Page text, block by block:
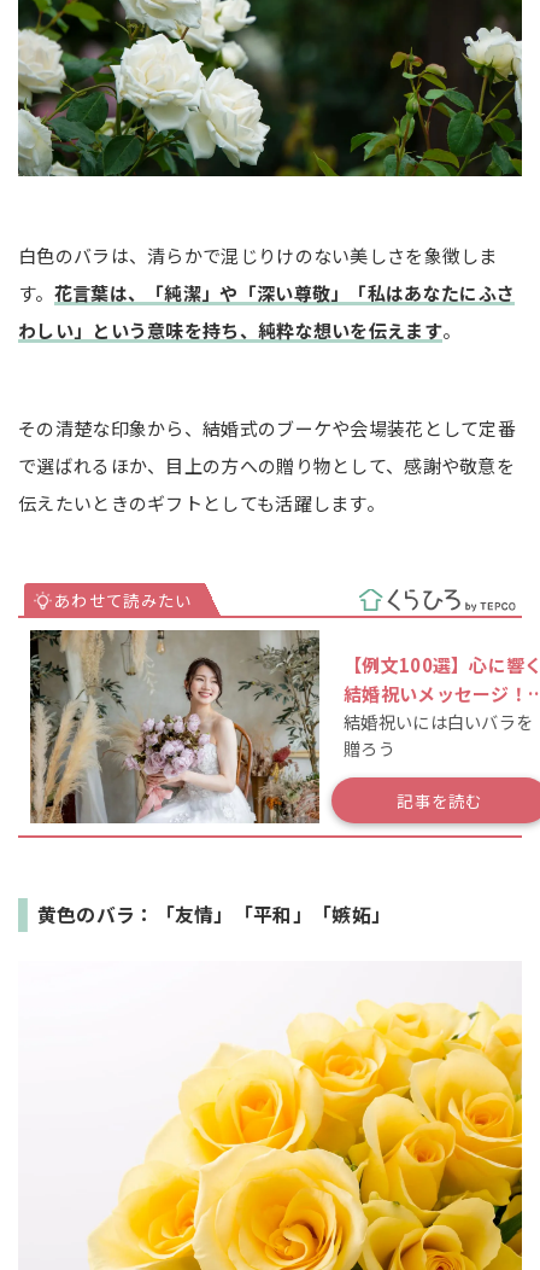
白色のバラは、清らかで混じりけのない美しさを象徴しま
す。 花言葉は、「純潔」や「深い尊敬」「私はあなたにふさ
わしい」という意味を持ち、純粋な想いを伝えます。
その清楚な印象から、結婚式のブーケや会場装花として定番
で選ばれるほか、目上の方への贈り物として、感謝や敬意を
伝えたいときのギフトとしても活躍します。
【例文100選】心に響
結婚祝いメッセージ！
しゃれな一言やマナー
紹介
結婚祝いには白いバラを
贈ろう
記事を読む
黄色のバラ：「友情」「平和」「嫉妬」